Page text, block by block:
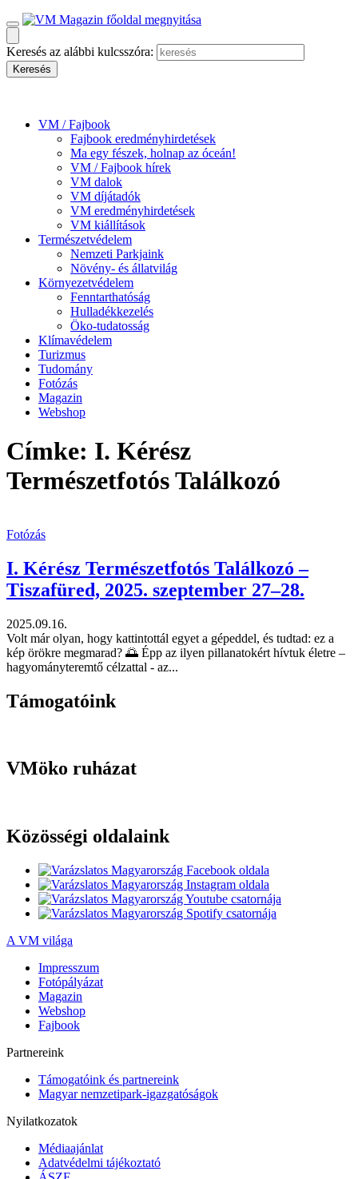
Keresés az alábbi kulcsszóra:
VM / Fajbook
Fajbook eredményhirdetések
Ma egy fészek, holnap az óceán!
VM / Fajbook hírek
VM dalok
VM díjátadók
VM eredményhirdetések
VM kiállítások
Természetvédelem
Nemzeti Parkjaink
Növény- és állatvilág
Környezetvédelem
Fenntarthatóság
Hulladékkezelés
Öko-tudatosság
Klímavédelem
Turizmus
Tudomány
Fotózás
Magazin
Webshop
Címke: I. Kérész
Természetfotós Találkozó
Fotózás
I. Kérész Természetfotós Találkozó –
Tiszafüred, 2025. szeptember 27–28.
2025.09.16.
Volt már olyan, hogy kattintottál egyet a gépeddel, és tudtad: ez a
kép örökre megmarad? 🌅 Épp az ilyen pillanatokért hívtuk életre –
hagyományteremtő célzattal - az...
Támogatóink
VMöko ruházat
Közösségi oldalaink
A VM világa
Impresszum
Fotópályázat
Magazin
Webshop
Fajbook
Partnereink
Támogatóink és partnereink
Magyar nemzetipark-igazgatóságok
Nyilatkozatok
Médiaajánlat
Adatvédelmi tájékoztató